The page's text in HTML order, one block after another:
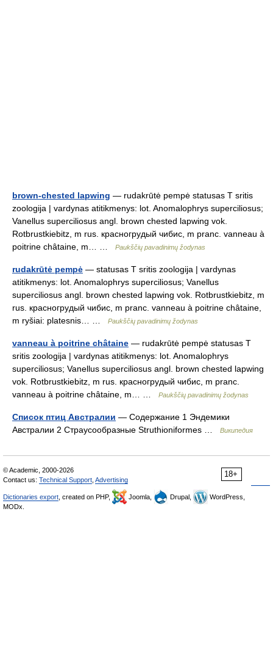
brown-chested lapwing — rudakrūtė pempė statusas T sritis
zoologija | vardynas atitikmenys: lot. Anomalophrys superciliosus;
Vanellus superciliosus angl. brown chested lapwing vok.
Rotbrustkiebitz, m rus. красногрудый чибис, m pranc. vanneau à
poitrine châtaine, m… …
Paukščių pavadinimų žodynas
rudakrūtė pempė — statusas T sritis zoologija | vardynas
atitikmenys: lot. Anomalophrys superciliosus; Vanellus
superciliosus angl. brown chested lapwing vok. Rotbrustkiebitz, m
rus. красногрудый чибис, m pranc. vanneau à poitrine châtaine,
m ryšiai: platesnis… …
Paukščių pavadinimų žodynas
vanneau à poitrine châtaine — rudakrūtė pempė statusas T
sritis zoologija | vardynas atitikmenys: lot. Anomalophrys
superciliosus; Vanellus superciliosus angl. brown chested lapwing
vok. Rotbrustkiebitz, m rus. красногрудый чибис, m pranc.
vanneau à poitrine châtaine, m… …
Paukščių pavadinimų žodynas
Список птиц Австралии — Содержание 1 Эндемики
Австралии 2 Страусообразные Struthioniformes …
Википедия
18+
© Academic, 2000-2026
Contact us: Technical Support Advertising
Dictionaries export , created on PHP, Joomla, Drupal,
WordPress,
MODx.